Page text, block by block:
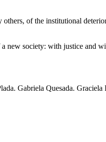
of the institutional
new society: with justice and
Gabriela Quesada.